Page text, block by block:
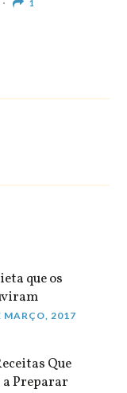
1
que os
MARÇO, 2017
Que
Preparar